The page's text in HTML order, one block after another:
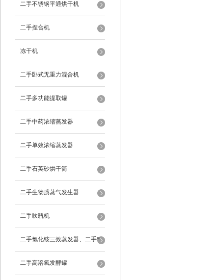
二手不锈钢平通烘干机
二手捏合机
冻干机
二手卧式无重力混合机
二手多功能提取罐
二手中药浓缩蒸发器
二手单效浓缩蒸发器
二手石英砂烘干筒
二手生物质蒸气发生器
二手吹瓶机
二手氯化铵三效蒸发器、二手*
蒸发器
二手高溶氧发酵罐